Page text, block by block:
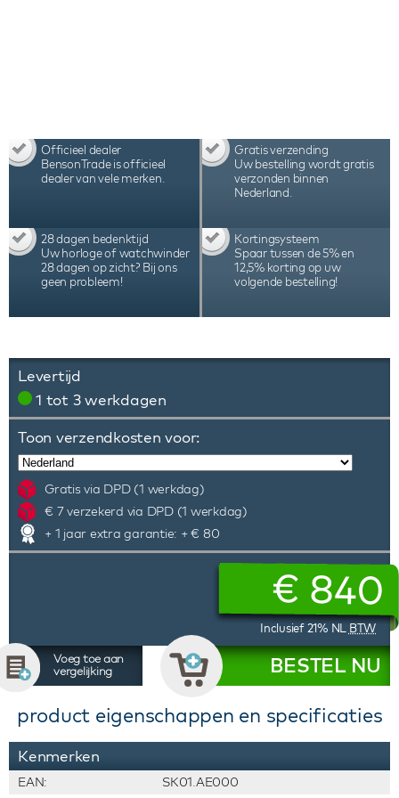
garantie van 3 jaar.
Officieel dealer
BensonTrade is officieel
dealer van vele merken.
Gratis verzending
Uw bestelling wordt gratis
verzonden binnen
Nederland.
28 dagen bedenktijd
Uw horloge of watchwinder
28 dagen op zicht? Bij ons
geen probleem!
Kortingsysteem
Spaar tussen de 5% en
12,5% korting op uw
volgende bestelling!
Levertijd
1 tot 3 werkdagen
Toon verzendkosten voor:
Gratis via DPD (1 werkdag)
€ 7 verzekerd via DPD (1 werkdag)
+ 1 jaar extra garantie: + € 80
€ 840
Inclusief 21% NL BTW
Voeg toe aan
vergelijking
BESTEL NU
product eigenschappen en specificaties
Kenmerken
EAN: SK01.AE000